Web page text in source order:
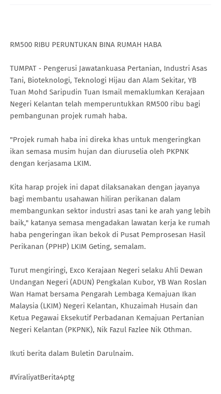
RM500 RIBU PERUNTUKAN BINA RUMAH HABA
TUMPAT - Pengerusi Jawatankuasa Pertanian, Industri Asas
Tani, Bioteknologi, Teknologi Hijau dan Alam Sekitar, YB
Tuan Mohd Saripudin Tuan Ismail memaklumkan Kerajaan
Negeri Kelantan telah memperuntukkan RM500 ribu bagi
pembangunan projek rumah haba.
"Projek rumah haba ini direka khas untuk mengeringkan
ikan semasa musim hujan dan diuruselia oleh PKPNK
dengan kerjasama LKIM.
Kita harap projek ini dapat dilaksanakan dengan jayanya
bagi membantu usahawan hiliran perikanan dalam
membangunkan sektor industri asas tani ke arah yang lebih
baik," katanya semasa mengadakan lawatan kerja ke rumah
haba pengeringan ikan bekok di Pusat Pemprosesan Hasil
Perikanan (PPHP) LKIM Geting, semalam.
Turut mengiringi, Exco Kerajaan Negeri selaku Ahli Dewan
Undangan Negeri (ADUN) Pengkalan Kubor, YB Wan Roslan
Wan Hamat bersama Pengarah Lembaga Kemajuan Ikan
Malaysia (LKIM) Negeri Kelantan, Khuzaimah Husain dan
Ketua Pegawai Eksekutif Perbadanan Kemajuan Pertanian
Negeri Kelantan (PKPNK), Nik Fazul Fazlee Nik Othman.
Ikuti berita dalam Buletin Darulnaim.
#ViraliyatBerita4ptg